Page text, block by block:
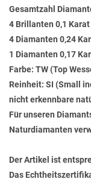
Gesamtzahl
4 Brillanten 0,1 Karat
4 Diamanten 0,24
1 Diamanten 0,17
Farbe: TW (Top
Reinheit: SI (Small
nicht erkennbare
Für unseren
Naturdiamanten
Der Artikel ist
Das